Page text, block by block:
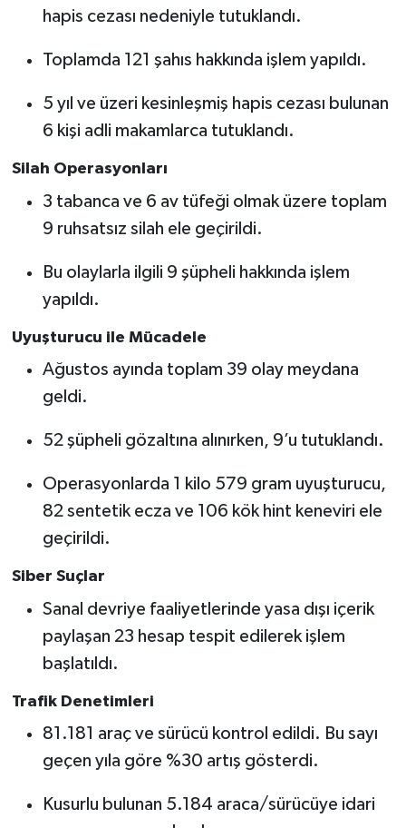
hapis cezası nedeniyle tutuklandı.
Toplamda 121 şahıs hakkında işlem yapıldı.
5 yıl ve üzeri kesinleşmiş hapis cezası bulunan
6 kişi adli makamlarca tutuklandı.
Silah Operasyonları
3 tabanca ve 6 av tüfeği olmak üzere toplam
9 ruhsatsız silah ele geçirildi.
Bu olaylarla ilgili 9 şüpheli hakkında işlem
yapıldı.
Uyuşturucu ile Mücadele
Ağustos ayında toplam 39 olay meydana
geldi.
52 şüpheli gözaltına alınırken, 9’u tutuklandı.
Operasyonlarda 1 kilo 579 gram uyuşturucu,
82 sentetik ecza ve 106 kök hint keneviri ele
geçirildi.
Siber Suçlar
Sanal devriye faaliyetlerinde yasa dışı içerik
paylaşan 23 hesap tespit edilerek işlem
başlatıldı.
Trafik Denetimleri
81.181 araç ve sürücü kontrol edildi. Bu sayı
geçen yıla göre %30 artış gösterdi.
Kusurlu bulunan 5.184 araca/sürücüye idari